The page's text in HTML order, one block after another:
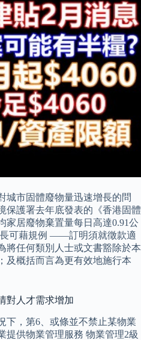
城市固體廢物量迅速增長的問
保護署去年底發表的《香港固體
家居廢物棄置量每日高達0.91公
可藉規例 ——訂明須就徵款適
將任何類別人士或文書豁除於本
及概括而言為更有效地施行本
對人才需求增加
下，第6、或條並不禁止某物業
提供物業管理服務 物業管理2級